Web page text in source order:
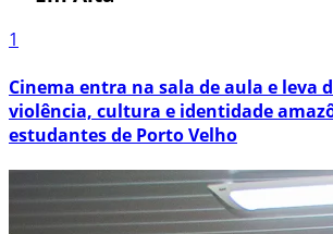
1
Cinema entra na sala de aula e leva
violência, cultura e identidade
estudantes de Porto Velho